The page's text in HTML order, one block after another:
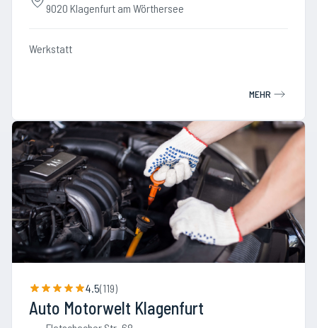
9020 Klagenfurt am Wörthersee
Werkstatt
MEHR
4.5(119)
Auto Motorwelt Klagenfurt